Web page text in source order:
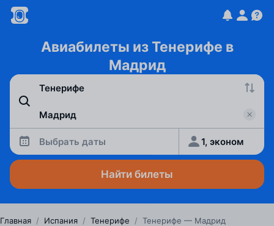
Авиабилеты из Тенерифе в
Мадрид
Выбрать даты 1, эконом
Найти билеты
Главная / Испания / Тенерифе / Тенерифе — Мадрид